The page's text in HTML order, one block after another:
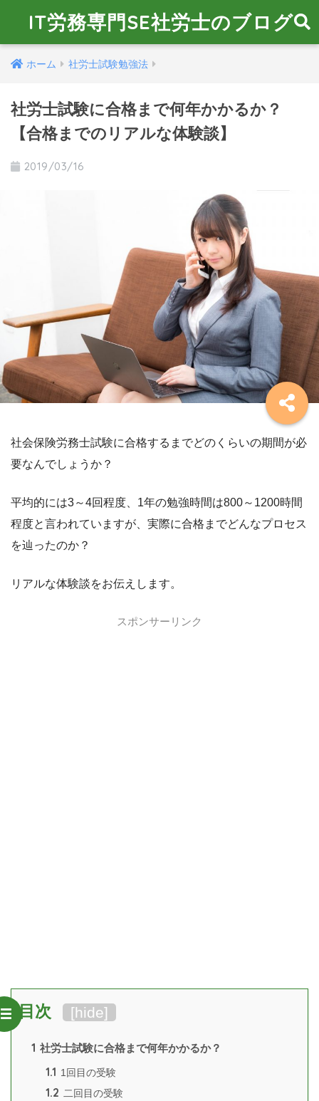
IT労務専門SE社労士のブログ
ホーム 社労士試験勉強法
社労士試験に合格まで何年かかるか？
【合格までのリアルな体験談】
2019/03/16
社会保険労務士試験に合格するまでどのくらいの期間が必
要なんでしょうか？
平均的には3～4回程度、1年の勉強時間は800～1200時間
程度と言われていますが、実際に合格までどんなプロセス
を辿ったのか？
リアルな体験談をお伝えします。
スポンサーリンク
目次 [hide]
1 社労士試験に合格まで何年かかるか？
1.1 1回目の受験
1.2 二回目の受験